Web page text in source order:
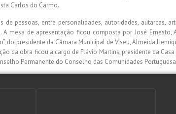
Carlos do Carmo.
pessoas, entre personalidades, autoridades, autarcas,
mesa de apresentação ficou composta por José Ernesto,
do presidente da Câmara Municipal de Viseu, Almeida
da obra ficou a cargo de Flávio Martins, presidente da
Permanente do Conselho das Comunidades